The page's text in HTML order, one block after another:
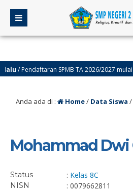
/ Pendaftaran SPMB TA 2026/2027 mulai
Anda ada di : Home/ Data Siswa /
Mohammad Dwi
Status : Kelas 8C
NISN : 0079662811